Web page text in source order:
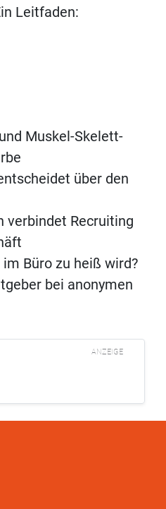
Leitfaden:
Muskel-Skelett-
über den
verbindet Recruiting
Büro zu heiß wird?
bei anonymen
ANZEIGE